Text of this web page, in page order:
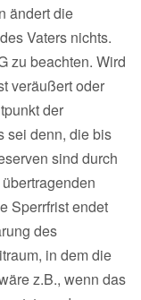
ändert die
Vaters nichts.
zu beachten. Wird
veräußert oder
der
sei denn, die bis
sind durch
Sperrfrist endet
des
in dem die
z.B., wenn das